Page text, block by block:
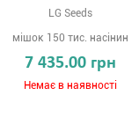
LG Seeds
мішок 150 тис. насінин
7 435.00 грн
Немає в наявності